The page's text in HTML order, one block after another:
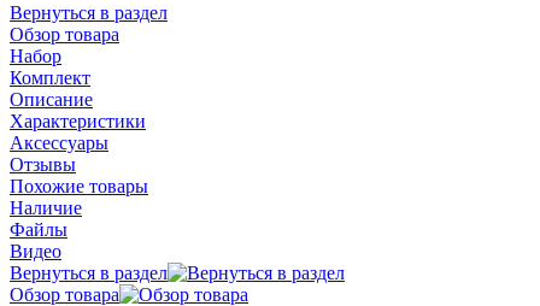
Вернуться в раздел
Обзор товара
Набор
Комплект
Описание
Характеристики
Аксессуары
Отзывы
Похожие товары
Наличие
Файлы
Видео
Вернуться в раздел
Обзор товара